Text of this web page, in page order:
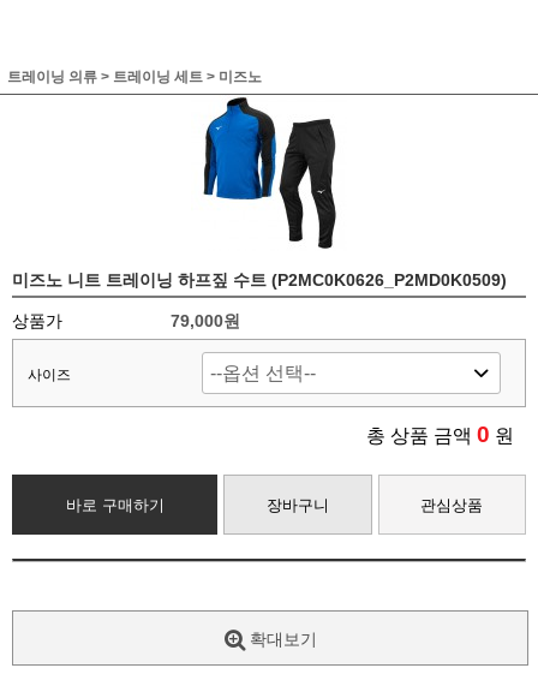
트레이닝 의류 > 트레이닝 세트 > 미즈노
미즈노 니트 트레이닝 하프짚 수트 (P2MC0K0626_P2MD0K0509)
상품가 79,000원
사이즈
총 상품 금액 0 원
바로 구매하기 장바구니 관심상품
확대보기